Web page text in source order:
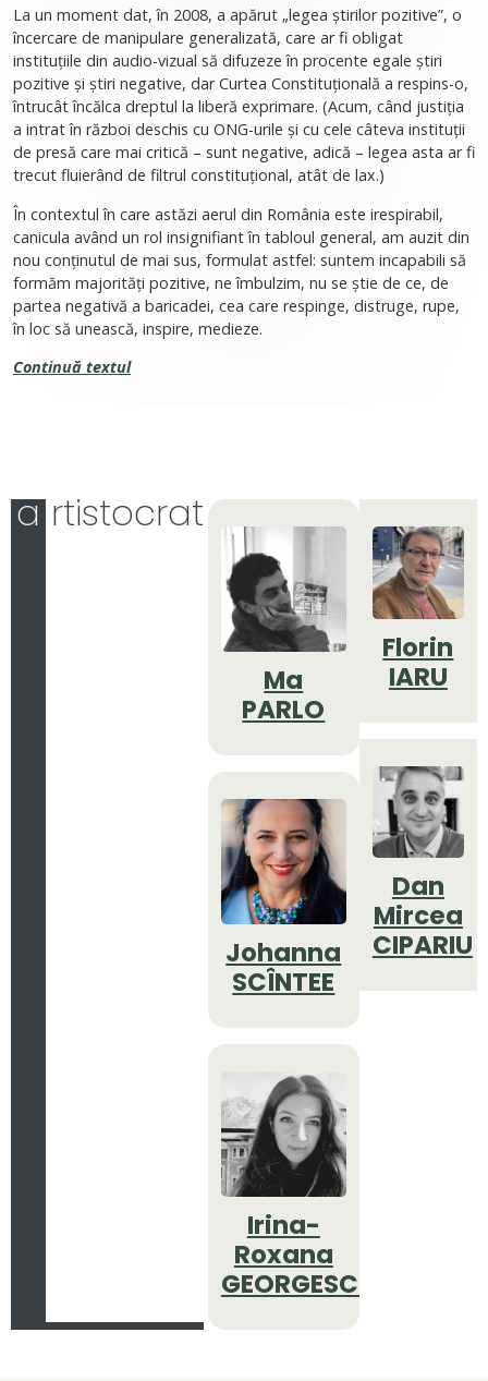
La un moment dat, în 2008, a apărut „legea știrilor pozitive”, o
încercare de manipulare generalizată, care ar fi obligat
instituțiile din audio-vizual să difuzeze în procente egale știri
pozitive și știri negative, dar Curtea Constituțională a respins-o,
întrucât încălca dreptul la liberă exprimare. (Acum, când justiția
a intrat în război deschis cu ONG-urile și cu cele câteva instituții
de presă care mai critică – sunt negative, adică – legea asta ar fi
trecut fluierând de filtrul constituțional, atât de lax.)
În contextul în care astăzi aerul din România este irespirabil,
canicula având un rol insignifiant în tabloul general, am auzit din
nou conținutul de mai sus, formulat astfel: suntem incapabili să
formăm majorități pozitive, ne îmbulzim, nu se știe de ce, de
partea negativă a baricadei, cea care respinge, distruge, rupe,
în loc să unească, inspire, medieze.
Continuă textul
a rtistocrat
Ma
PARLO
Johanna
SCÎNTEE
Irina-
Roxana
GEORGESCU
Florin
IARU
Dan
Mircea
CIPARIU